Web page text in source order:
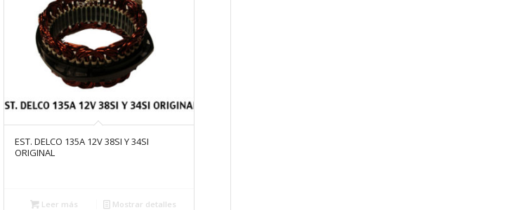
EST. DELCO 135A 12V 38SI Y 34SI
ORIGINAL
Leer más Mostrar detalles